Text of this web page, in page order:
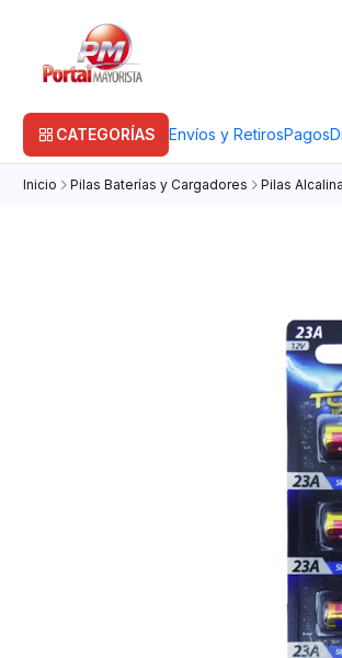
CATEGORÍAS Envíos y RetirosPagos
Inicio Pilas Baterías y Cargadores Pilas